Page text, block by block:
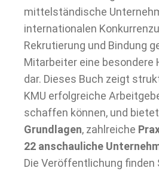
mittelständische
internationalen
Rekrutierung und Bindung
Mitarbeiter eine besondere
dar. Dieses Buch zeigt
KMU erfolgreiche
schaffen können, und bietet
Grundlagen, zahlreiche
22 anschauliche
Die Veröffentlichung finden